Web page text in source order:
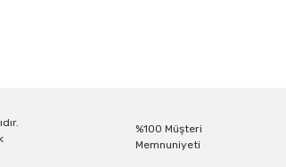
%100 Müşteri
Memnuniyeti